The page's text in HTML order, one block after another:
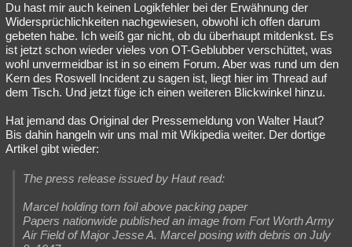
Du hast mir auch keinen Logikfehler bei der Erwähnung der
Widersprüchlichkeiten nachgewiesen, obwohl ich offen darum
gebeten habe. Ich weiß gar nicht, ob du überhaupt mitdenkst. Es
ist jetzt schon wieder vieles von OT-Geblubber verschüttet, was
wohl unvermeidbar ist in so einem Forum. Aber was rund um den
Kern des Roswell Incident zu sagen ist, liegt hier im Thread auf
dem Tisch. Und jetzt füge ich einen weiteren Blickwinkel hinzu.
Hat jemand das Original der Pressemeldung von Walter Haut?
Bis dahin hangeln wir uns mal mit Wikipedia weiter. Der dortige
Artikel gibt wieder:
The press release issued by Haut read:
Marcel holding torn foil above packing paper
Papers nationwide published an image from Fort Worth Army
Air Field of Major Jesse A. Marcel posing with debris on July